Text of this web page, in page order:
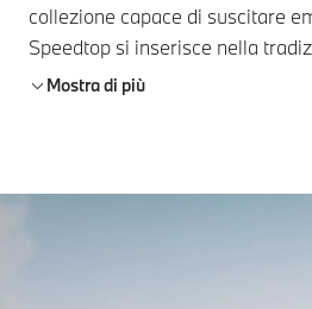
collezione capace di suscitare
Speedtop si inserisce nella
mondiali al Concorso d’Eleganza
unità. A dimostrare che, per
Mostra di più